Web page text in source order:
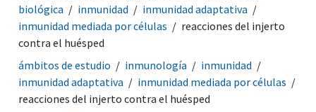
biológica
inmunidad
inmunidad adaptativa
inmunidad mediada por células
reacciones del injerto
contra el huésped
ámbitos de estudio
inmunología
inmunidad
inmunidad adaptativa
inmunidad mediada por células
reacciones del injerto contra el huésped